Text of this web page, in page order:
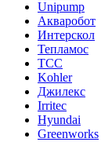
Unipump
Акваробот
Интерскол
Тепламос
ТСС
Kohler
Джилекс
Irritec
Hyundai
Greenworks